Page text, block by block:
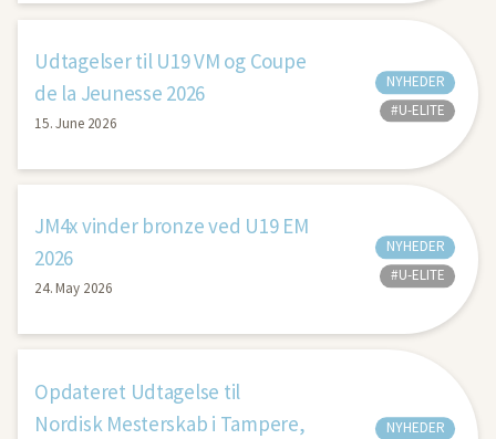
Udtagelser til U19 VM og Coupe
de la Jeunesse 2026
15. June 2026
NYHEDER
#U-ELITE
JM4x vinder bronze ved U19 EM
2026
24. May 2026
NYHEDER
#U-ELITE
Opdateret Udtagelse til
Nordisk Mesterskab i Tampere,
NYHEDER